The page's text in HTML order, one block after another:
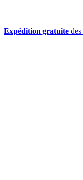
Expédition gratuite